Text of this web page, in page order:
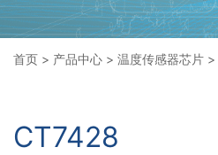
首页 > 产品中心 > 温度传感器芯片 >
CT7428